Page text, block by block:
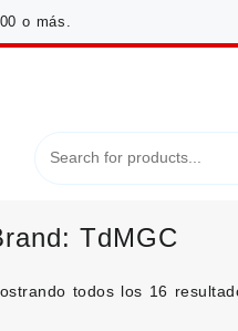
o más.
TdMGC
todos los 16